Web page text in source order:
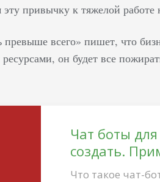
привычку к тяжелой работе
всего» пишет, что
он будет все
Чат боты
создать.
Что такое чат-